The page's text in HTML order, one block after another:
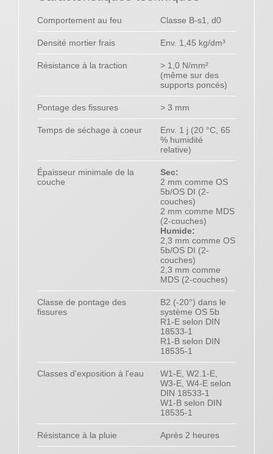
Comportement au feu Classe B-s1, d0
Densité mortier frais Env. 1,45 kg/dm³
Résistance à la traction
> 1,0 N/mm²
(même sur des
supports poncés)
Pontage des fissures > 3 mm
Temps de séchage à coeur
Env. 1 j (20 °C, 65
% humidité
relative)
Épaisseur minimale de la
couche
Sec:
2 mm comme OS
5b/OS DI (2-
couches)
2 mm comme MDS
(2-couches)
Humide:
2,3 mm comme OS
5b/OS DI (2-
couches)
2,3 mm comme
MDS (2-couches)
Classe de pontage des
fissures
B2 (-20°) dans le
système OS 5b
R1-E selon DIN
18533-1
R1-B selon DIN
18535-1
Classes d'exposition à l'eau
W1-E, W2.1-E,
W3-E, W4-E selon
DIN 18533-1
W1-B selon DIN
18535-1
Résistance à la pluie Après 2 heures